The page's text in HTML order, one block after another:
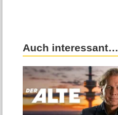
Auch interessant…